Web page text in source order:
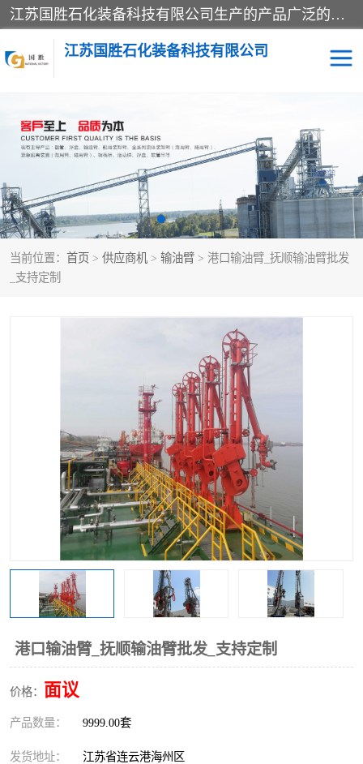
江苏国胜石化装备科技有限公司生产的产品广泛的应用于石油、石化等行业中，产品种类齐全，其中包括装卸鹤管、汽车鹤管、火车鹤管、装车鹤管、卸车鹤管、上装鹤管、下装鹤管、lng鹤管、发油鹤管、液氨鹤管、液化气鹤管等，我们生产的产品质量上乘，价格实惠，服务好，买鹤管就到国胜石化装备！
江苏国胜石化装备科技有限公司
当前位置： 首页 > 供应商机 > 输油臂 > 港口输油臂_抚顺输油臂批发
_支持定制
港口输油臂_抚顺输油臂批发_支持定制
价格： 面议
产品数量： 9999.00套
发货地址： 江苏省连云港海州区
输油臂 鹤管活动梯